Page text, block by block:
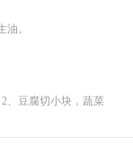
。
、豆腐切小块，蔬菜